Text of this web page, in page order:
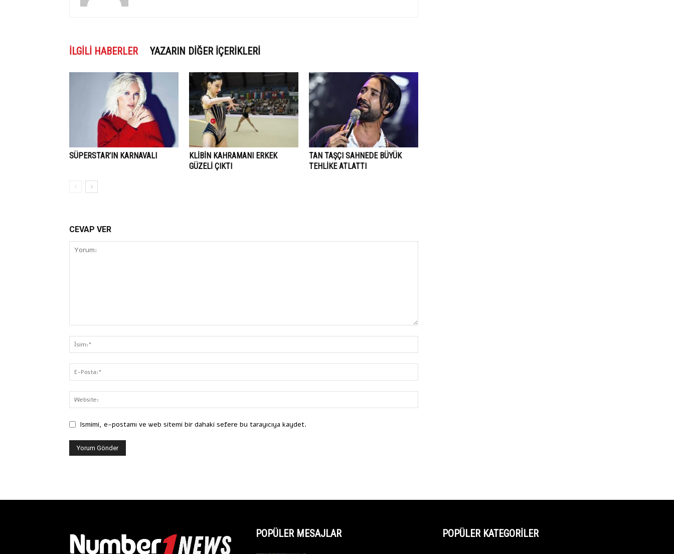
İLGILI HABERLER YAZARIN DIĞER İÇERIKLERI
SÜPERSTAR’IN KARNAVALI
KLIBIN KAHRAMANI ERKEK
GÜZELI ÇIKTI
TAN TAŞÇI SAHNEDE BÜYÜK
TEHLIKE ATLATTI
CEVAP VER
Ismimi, e-postamı ve web sitemi bir dahaki sefere bu tarayıcıya kaydet.
POPÜLER MESAJLAR POPÜLER KATEGORİLER